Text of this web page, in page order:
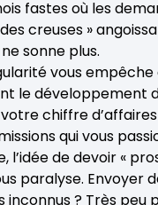
fastes où les
creuses »
sonne plus.
vous
le développement
chiffre
qui vous
l’idée de devoir «
paralyse. Envoyer
inconnus ? Très peu